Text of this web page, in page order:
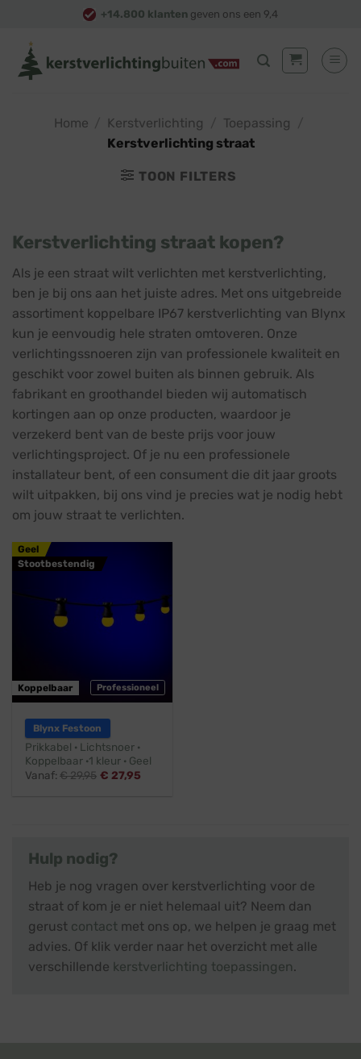
content
+14.800 klanten geven ons een 9,4
Home Kerstverlichting Toepassing
Kerstverlichting straat
TOON FILTERS
Kerstverlichting straat kopen?
Als je een straat wilt verlichten met kerstverlichting,
ben je bij ons aan het juiste adres. Met ons uitgebreide
assortiment koppelbare IP67 kerstverlichting van Blynx
kun je eenvoudig hele straten omtoveren. Onze
verlichtingssnoeren zijn van professionele kwaliteit en
geschikt voor zowel buiten als binnen gebruik. Als
fabrikant en groothandel bieden wij automatisch
kortingen aan op onze producten, waardoor je
verzekerd bent van de beste prijs voor jouw
verlichtingsproject. Of je nu een professionele
installateur bent, of een consument die dit jaar groots
wilt uitpakken, bij ons vind je precies wat je nodig hebt
om jouw straat te verlichten.
Geel
Stootbestendig
Professioneel
Koppelbaar
Blynx Festoon
Prikkabel · Lichtsnoer ·
Koppelbaar ·1 kleur · Geel
Vanaf:€29,95 € 27,95
Hulp nodig?
Heb je nog vragen over kerstverlichting voor de
straat of kom je er niet helemaal uit? Neem dan
gerust contact met ons op, we helpen je graag met
advies. Of klik verder naar het overzicht met alle
verschillende kerstverlichting toepassingen.